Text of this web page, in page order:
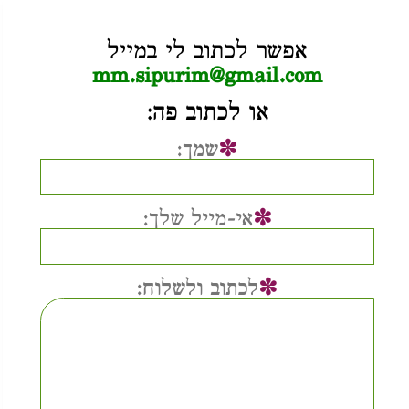
אפשר לכתוב לי במייל
mm.sipurim@gmail.com
או לכתוב פה:
✽שמך:
✽אי-מייל שלך:
✽לכתוב ולשלוח: